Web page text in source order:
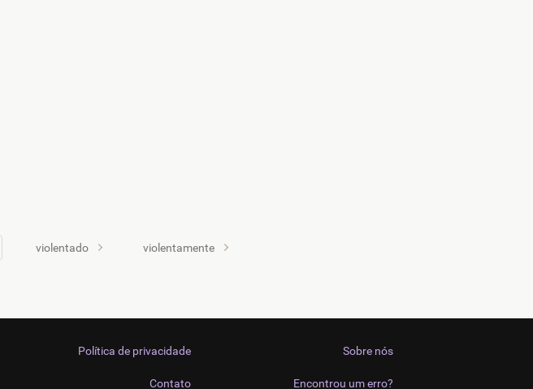
violentado violentamente
Sobre nós
Encontrou um erro?
Política de privacidade
Contato